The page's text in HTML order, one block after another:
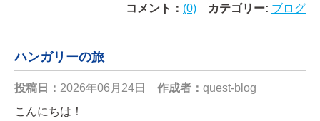
コメント： (0) カテゴリー: ブログ
ハンガリーの旅
投稿日： 2026年06月24日 作成者： quest-blog
こんにちは！